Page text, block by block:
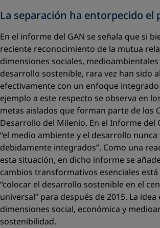
La separación ha entorpecido el
En el informe del GAN se señala que si
reciente reconocimiento de la mutua
dimensiones sociales,
desarrollo sostenible, rara vez han sido
efectivamente con un enfoque
ejemplo a este respecto se observa en
metas aislados que forman parte de los
Desarrollo del Milenio. En el Informe del
“el medio ambiente y el desarrollo
debidamente integrados”. Como una
esta situación, en dicho informe se
cambios transformativos esenciales
“colocar el desarrollo sostenible en el
universal” para después de 2015. La
dimensiones social, económica y
sostenibilidad.